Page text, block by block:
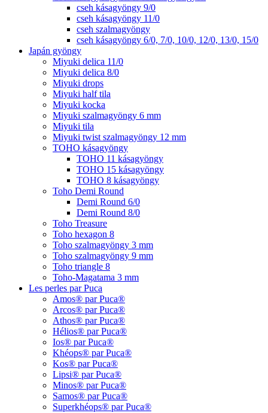
cseh kásagyöngy 9/0
cseh kásagyöngy 11/0
cseh szalmagyöngy
cseh kásagyöngy 6/0, 7/0, 10/0, 12/0, 13/0, 15/0
Japán gyöngy
Miyuki delica 11/0
Miyuki delica 8/0
Miyuki drops
Miyuki half tila
Miyuki kocka
Miyuki szalmagyöngy 6 mm
Miyuki tila
Miyuki twist szalmagyöngy 12 mm
TOHO kásagyöngy
TOHO 11 kásagyöngy
TOHO 15 kásagyöngy
TOHO 8 kásagyöngy
Toho Demi Round
Demi Round 6/0
Demi Round 8/0
Toho Treasure
Toho hexagon 8
Toho szalmagyöngy 3 mm
Toho szalmagyöngy 9 mm
Toho triangle 8
Toho-Magatama 3 mm
Les perles par Puca
Amos® par Puca®
Arcos® par Puca®
Athos® par Puca®
Hélios® par Puca®
Ios® par Puca®
Khéops® par Puca®
Kos® par Puca®
Lipsi® par Puca®
Minos® par Puca®
Samos® par Puca®
Superkhéops® par Puca®